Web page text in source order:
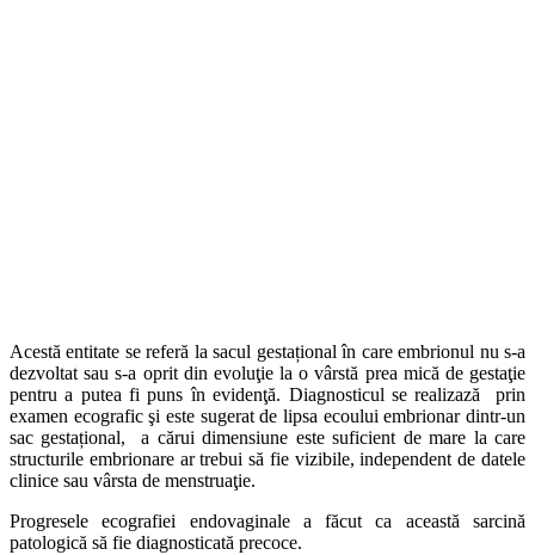
Acestă entitate se referă la sacul gestațional în care embrionul nu s-a
dezvoltat sau s-a oprit din evoluţie la o vârstă prea mică de gestaţie
pentru a putea fi puns în evidenţă. Diagnosticul se realizază prin
examen ecografic şi este sugerat de lipsa ecoului embrionar dintr-un
sac gestațional, a cărui dimensiune este suficient de mare la care
structurile embrionare ar trebui să fie vizibile, independent de datele
clinice sau vârsta de menstruaţie.
Progresele ecografiei endovaginale a făcut ca această sarcină
patologică să fie diagnosticată precoce.